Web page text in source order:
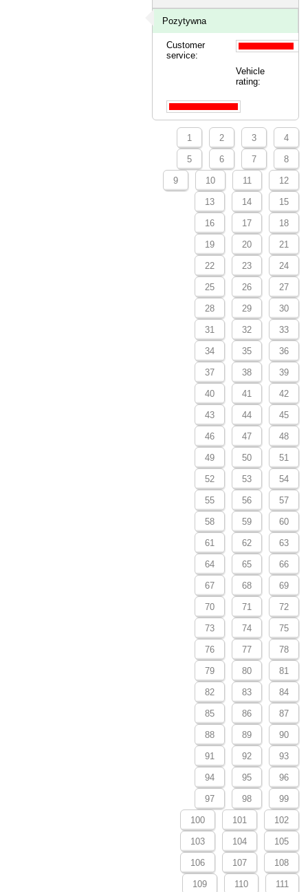
Pozytywna
Customer
service:
Vehicle
rating:
1 2 3 4
5 6 7 8
9 10 11 12
13 14 15
16 17 18
19 20 21
22 23 24
25 26 27
28 29 30
31 32 33
34 35 36
37 38 39
40 41 42
43 44 45
46 47 48
49 50 51
52 53 54
55 56 57
58 59 60
61 62 63
64 65 66
67 68 69
70 71 72
73 74 75
76 77 78
79 80 81
82 83 84
85 86 87
88 89 90
91 92 93
94 95 96
97 98 99
100 101 102
103 104 105
106 107 108
109 110 111